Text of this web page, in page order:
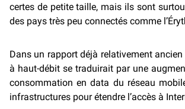
certes de petite taille, mais ils sont
des pays très peu connectés comme
Dans un rapport déjà relativement ancien
à haut-débit se traduirait par une
consommation en data du réseau
infrastructures pour étendre l’accès à